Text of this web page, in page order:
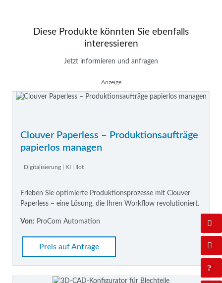
Diese Produkte könnten Sie ebenfalls
interessieren
Jetzt informieren und anfragen
Anzeige
Clouver Paperless – Produktionsaufträge
papierlos managen
Digitalisierung | KI | IIot
Erleben Sie optimierte Produktionsprozesse mit Clouver
Paperless – eine Lösung, die Ihren Workflow revolutioniert.
Von: ProCom Automation
Preis auf Anfrage